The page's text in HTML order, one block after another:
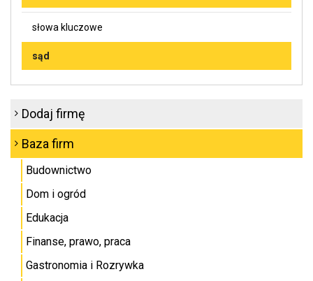
słowa kluczowe
sąd
Dodaj firmę
Baza firm
Budownictwo
Dom i ogród
Edukacja
Finanse, prawo, praca
Gastronomia i Rozrywka